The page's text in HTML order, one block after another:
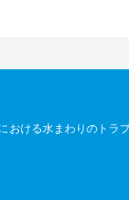
ける水まわりのト